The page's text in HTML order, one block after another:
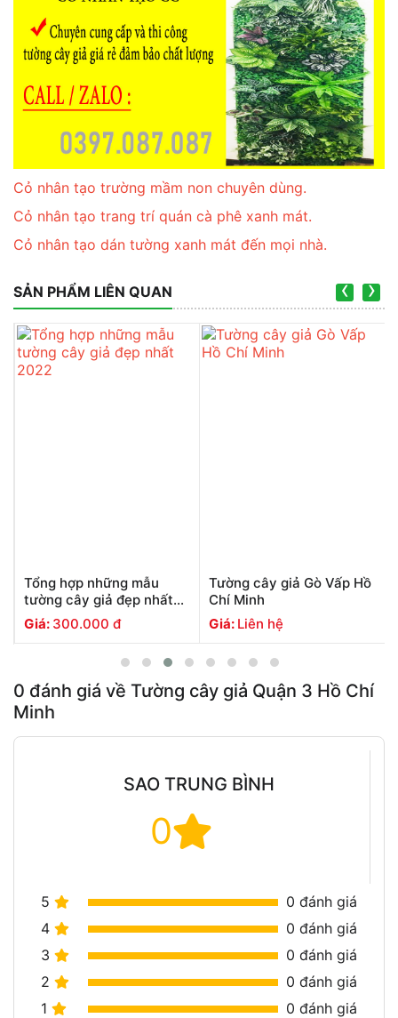
Cỏ nhân tạo trường mầm non chuyên dùng.
Cỏ nhân tạo trang trí quán cà phê xanh mát.
Cỏ nhân tạo dán tường xanh mát đến mọi nhà.
SẢN PHẨM LIÊN QUAN
Tường cây giả Gò Vấp Hồ
Chí Minh
Giá: Liên hệ
Tường cây giả Quận 4 Hồ
Chí Minh
Giá: Liên hệ
‹ ›
0 đánh giá về Tường cây giả Quận 3 Hồ Chí
Minh
SAO TRUNG BÌNH
0
5 0 đánh giá
4
0 đánh giá
3
0 đánh giá
2
0 đánh giá
1
0 đánh giá